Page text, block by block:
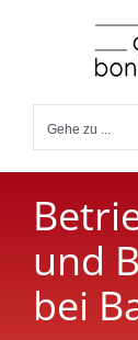
Gehe zu ...
und
bei